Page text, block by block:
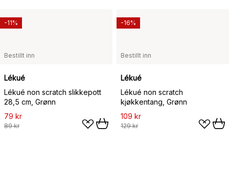
Bestillt inn
Lékué
Lékué non scratch slikkepott
28,5 cm, Grønn
79 kr
89 kr
-11%
Bestillt inn
Lékué
Lékué non scratch
kjøkkentang, Grønn
109 kr
129 kr
-16%